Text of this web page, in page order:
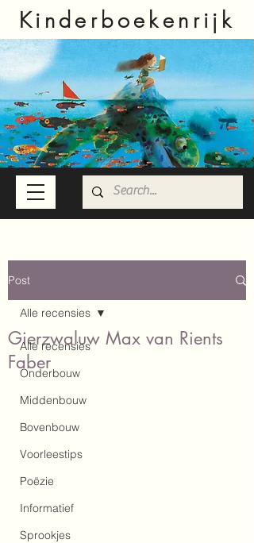
Kinderboekenrijk
Post
Alle recensies
Onderbouw
Middenbouw
Bovenbouw
Voorleestips
Poëzie
Informatief
Sprookjes
Alle recensies
Gierzwaluw Max van Rients
Faber